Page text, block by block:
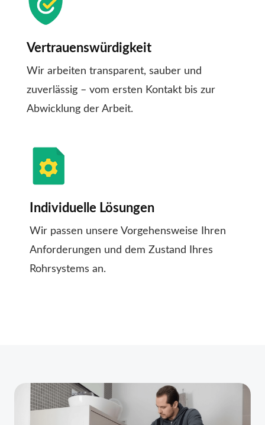
Vertrauenswürdigkeit
Wir arbeiten transparent, sauber und
zuverlässig – vom ersten Kontakt bis zur
Abwicklung der Arbeit.
Individuelle Lösungen
Wir passen unsere Vorgehensweise Ihren
Anforderungen und dem Zustand Ihres
Rohrsystems an.